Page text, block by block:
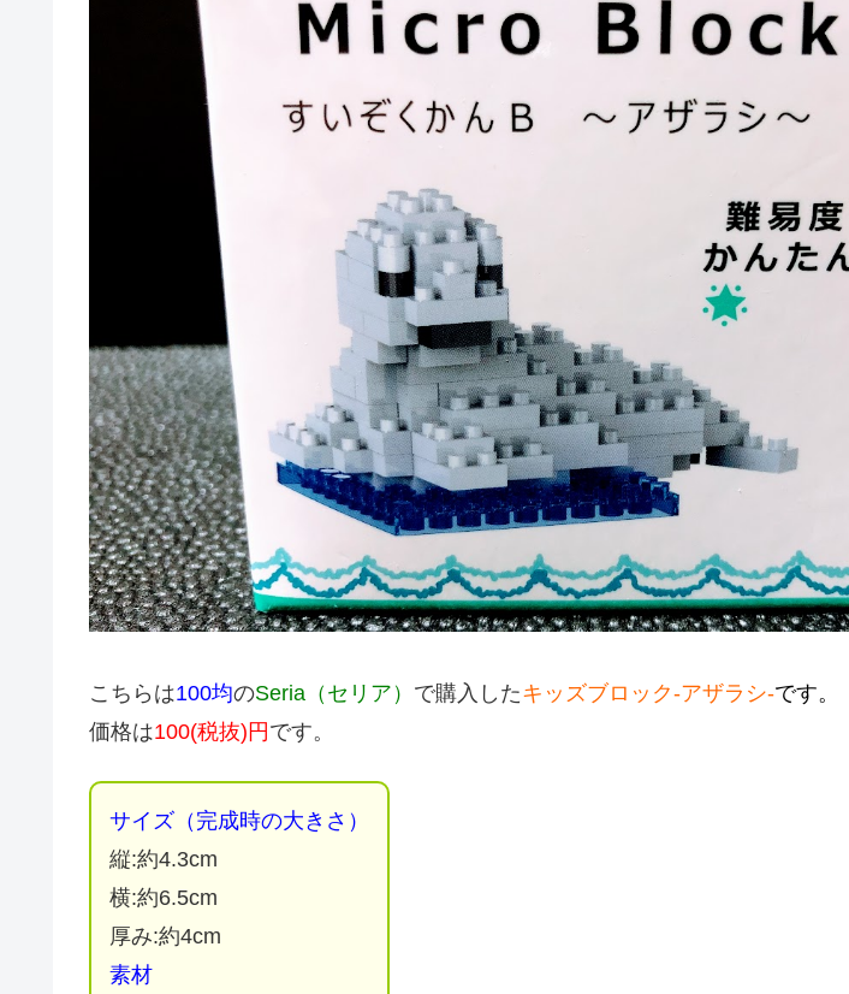
こちらは100均のSeria（セリア） で購入したキッズブロック-アザラシ-です。
価格は100(税抜)円です。
サイズ（完成時の大きさ）
縦:約4.3cm
横:約6.5cm
厚み:約4cm
素材